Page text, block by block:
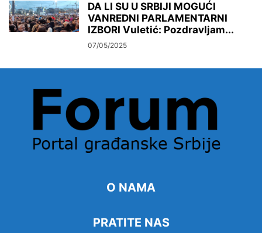
DA LI SU U SRBIJI MOGUĆI
VANREDNI PARLAMENTARNI
IZBORI Vuletić: Pozdravljam...
07/05/2025
O NAMA
PRATITE NAS